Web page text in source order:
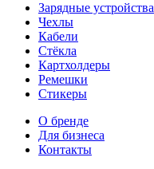
Зарядные устройства
Чехлы
Кабели
Cтёкла
Картхолдеры
Ремешки
Стикеры
О бренде
Для бизнеса
Контакты